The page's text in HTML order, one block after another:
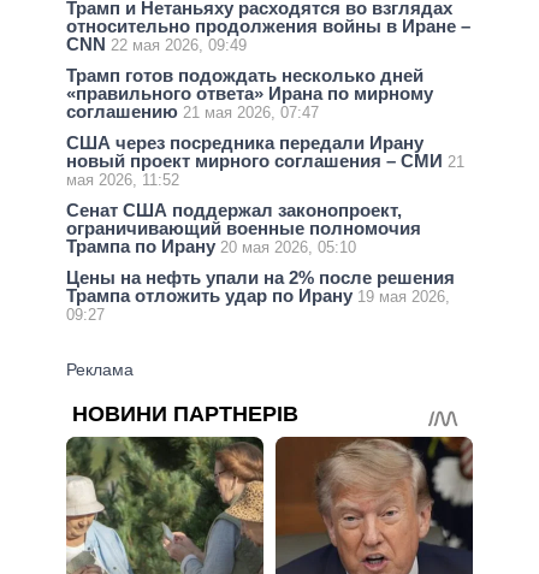
Трамп и Нетаньяху расходятся во взглядах
относительно продолжения войны в Иране –
CNN 22 мая 2026, 09:49
Трамп готов подождать несколько дней
«правильного ответа» Ирана по мирному
соглашению 21 мая 2026, 07:47
США через посредника передали Ирану
новый проект мирного соглашения – СМИ 21
мая 2026, 11:52
Сенат США поддержал законопроект,
ограничивающий военные полномочия
Трампа по Ирану 20 мая 2026, 05:10
Цены на нефть упали на 2% после решения
Трампа отложить удар по Ирану 19 мая 2026,
09:27